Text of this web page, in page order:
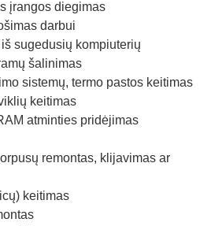
įrangos diegimas
darbui
sugedusių kompiuterių
šalinimas
sistemų, termo pastos keitimas
keitimas
atminties pridėjimas
remontas, klijavimas ar
keitimas